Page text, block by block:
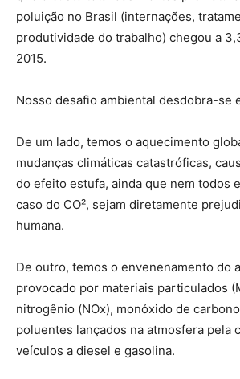
poluição no Brasil (internações,
produtividade do trabalho) chegou a
2015.
Nosso desafio ambiental desdobra-se
De um lado, temos o aquecimento
mudanças climáticas catastróficas,
do efeito estufa, ainda que nem todos
caso do CO², sejam diretamente
humana.
De outro, temos o envenenamento do
provocado por materiais particulados
nitrogênio (NOx), monóxido de
poluentes lançados na atmosfera pela
veículos a diesel e gasolina.